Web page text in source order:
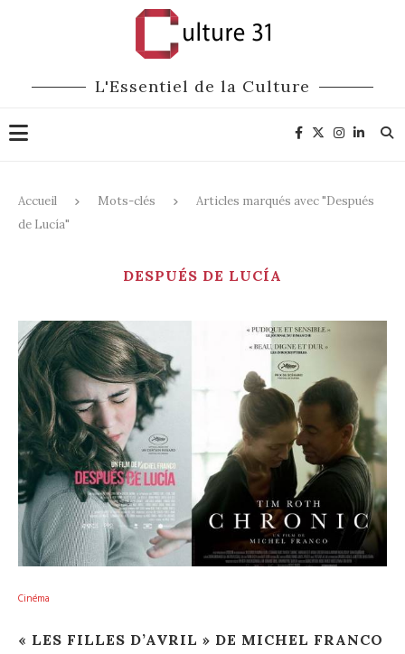
L'Essentiel de la Culture
Accueil Mots-clés
Articles marqués avec "Después
de Lucía"
DESPUÉS DE LUCÍA
Cinéma
« LES FILLES D’AVRIL » DE MICHEL FRANCO